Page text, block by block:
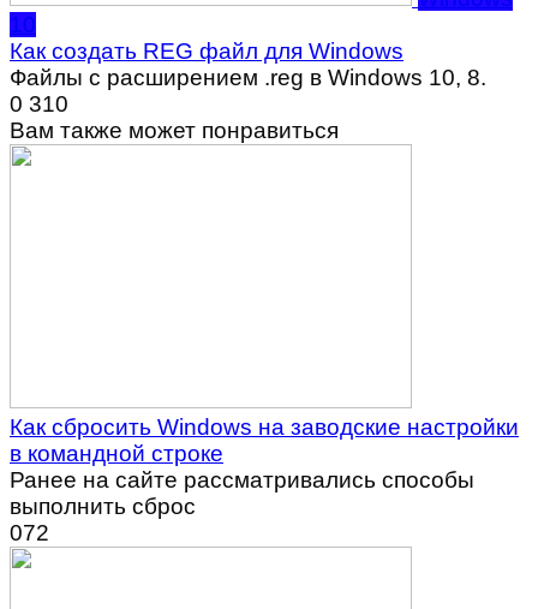
10
Как создать REG файл для Windows
Файлы с расширением .reg в Windows 10, 8.
0 310
Вам также может понравиться
Как сбросить Windows на заводские настройки
в командной строке
Ранее на сайте рассматривались способы
выполнить сброс
072